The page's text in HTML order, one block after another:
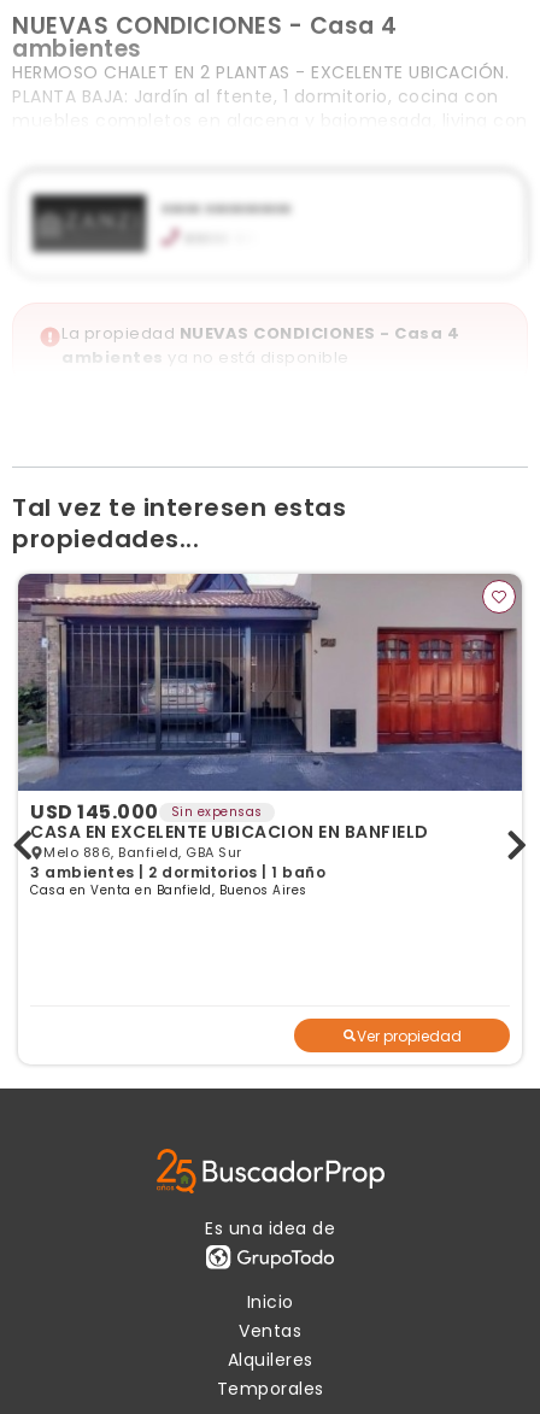
NUEVAS CONDICIONES - Casa 4
ambientes
HERMOSO CHALET EN 2 PLANTAS - EXCELENTE UBICACIÓN.
PLANTA BAJA: Jardín al ftente, 1 dormitorio, cocina con
xxxxx xxxxxxxxxxx
xxxxx xxx
zanzipropiedades.com.ar
Ver publicaciones de la inmobiliaria
La propiedad NUEVAS CONDICIONES - Casa 4
ambientes ya no está disponible
Tal vez te interesen estas
propiedades...
USD 145.000 Sin expensas
CASA EN EXCELENTE UBICACION EN BANFIELD
Melo 886, Banfield, GBA Sur
3 ambientes | 2 dormitorios | 1 baño
Casa en Venta en Banfield, Buenos Aires
Ver propiedad
Es una idea de
Inicio
Ventas
Alquileres
Temporales